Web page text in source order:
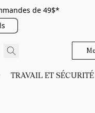
de 49$*
TRAVAIL ET